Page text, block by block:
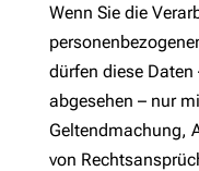
Wenn Sie die
dürfen diese Daten
abgesehen – nur
Geltendmachung,
von